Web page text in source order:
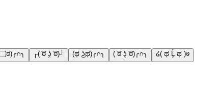
╭∩╮(ಠ۝ಠ)╭∩╮ ┌( ͡ಠ ʖ̯ ͡ಠ)┘ (ಥ ͜ʖಥ)╭∩╮ ( ͡ಠ ʖ̯ ͡ಠ)╭∩╮ ໒( ಥ Ĺ̯ ಥ )७